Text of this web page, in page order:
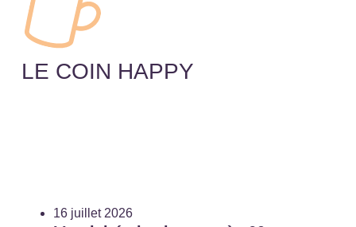
LE COIN HAPPY
16 juillet 2026